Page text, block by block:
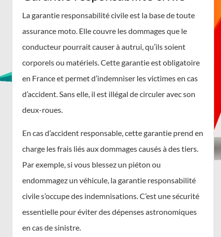
La garantie responsabilité civile est la base de toute
assurance moto. Elle couvre les dommages que le
conducteur pourrait causer à autrui, qu’ils soient
corporels ou matériels. Cette garantie est obligatoire
en France et permet d’indemniser les victimes en cas
d’accident. Sans elle, il est illégal de circuler avec son
deux-roues.
En cas d’accident responsable, cette garantie prend en
charge les frais liés aux dommages causés à des tiers.
Par exemple, si vous blessez un piéton ou
endommagez un véhicule, la garantie responsabilité
civile s’occupe des indemnisations. C’est une sécurité
essentielle pour éviter des dépenses astronomiques
en cas de sinistre.